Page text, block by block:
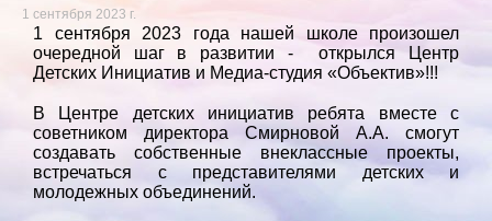
1 сентября 2023 г.
1 сентября 2023 года нашей школе произошел
очередной шаг в развитии - открылся Центр
Детских Инициатив и Медиа-студия «Объектив»!!!
В Центре детских инициатив ребята вместе с
советником директора Смирновой А.А. смогут
создавать собственные внеклассные проекты,
встречаться с представителями детских и
молодежных объединений.